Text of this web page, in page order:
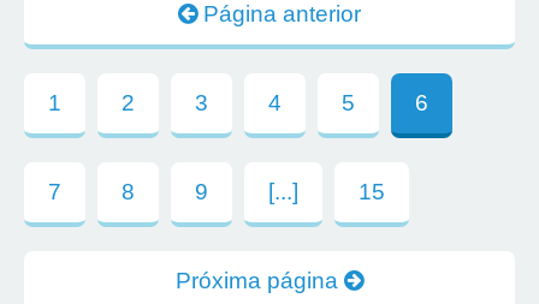
Página anterior
1 2 3 4 5 6
7 8 9 [...] 15
Próxima página